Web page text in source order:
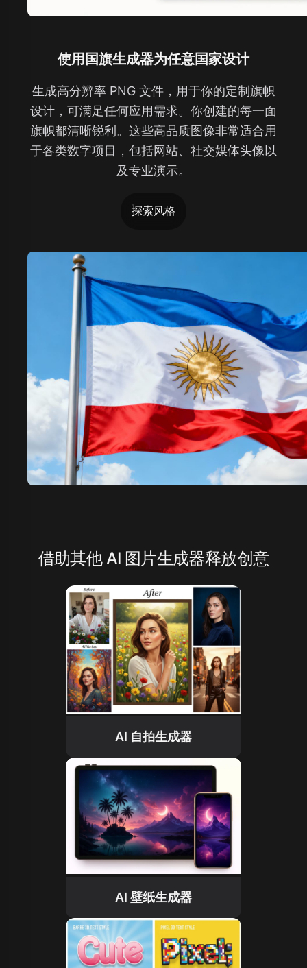
使用国旗生成器为任意国家设计
生成高分辨率 PNG 文件，用于你的定制旗帜
设计，可满足任何应用需求。你创建的每一面
旗帜都清晰锐利。这些高品质图像非常适合用
于各类数字项目，包括网站、社交媒体头像以
及专业演示。
探索风格
借助其他 AI 图片生成器释放创意
AI 自拍生成器
AI 壁纸生成器